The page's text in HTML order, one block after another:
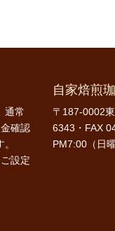
通常
確認
設定
自家焙煎
〒187-0002
6343・FAX
PM7:00（日